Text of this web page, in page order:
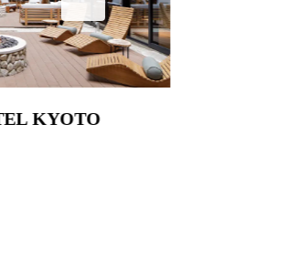
清水小路 坂のホテル京都